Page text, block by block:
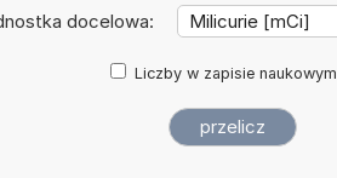
docelowa:
Liczby w zapisie naukowym